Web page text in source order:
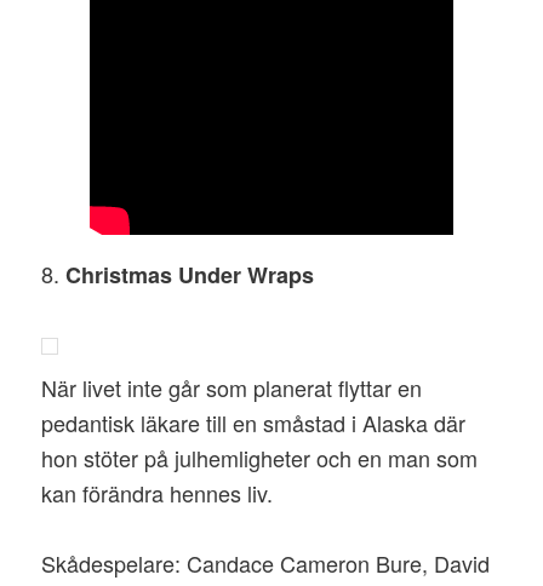
8.Christmas Under Wraps
När livet inte går som planerat flyttar en
pedantisk läkare till en småstad i Alaska där
hon stöter på julhemligheter och en man som
kan förändra hennes liv.
Skådespelare: Candace Cameron Bure, David